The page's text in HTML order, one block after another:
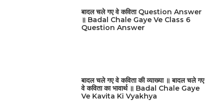
बादल चले गए वे कविता Question Answer
॥ Badal Chale Gaye Ve Class 6
Question Answer
बादल चले गए वे कविता की व्याख्या ॥ बादल चले गए
वे कविता का भावार्थ ॥ Badal Chale Gaye
Ve Kavita Ki Vyakhya